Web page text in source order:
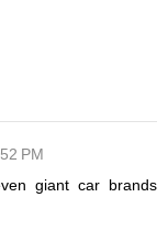
PM
giant car brands